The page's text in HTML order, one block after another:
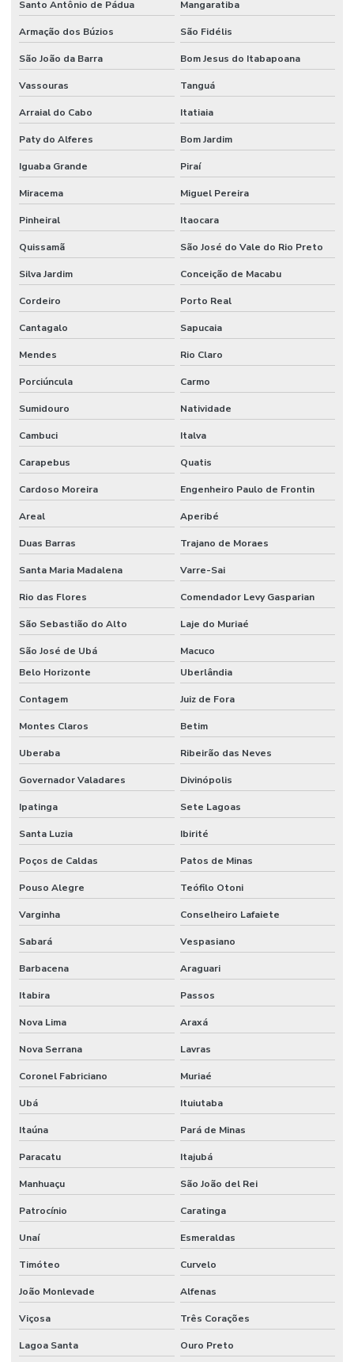
Santo Antônio de Pádua Mangaratiba
Armação dos Búzios São Fidélis
São João da Barra Bom Jesus do Itabapoana
Vassouras Tanguá
Arraial do Cabo Itatiaia
Paty do Alferes Bom Jardim
Iguaba Grande Piraí
Miracema Miguel Pereira
Pinheiral Itaocara
Quissamã São José do Vale do Rio Preto
Silva Jardim Conceição de Macabu
Cordeiro Porto Real
Cantagalo Sapucaia
Mendes Rio Claro
Porciúncula Carmo
Sumidouro Natividade
Cambuci Italva
Carapebus Quatis
Cardoso Moreira Engenheiro Paulo de Frontin
Areal Aperibé
Duas Barras Trajano de Moraes
Santa Maria Madalena Varre-Sai
Rio das Flores Comendador Levy Gasparian
São Sebastião do Alto Laje do Muriaé
São José de Ubá
Macuco
Belo Horizonte
Uberlândia
Contagem Juiz de Fora
Montes Claros Betim
Uberaba Ribeirão das Neves
Governador Valadares Divinópolis
Ipatinga Sete Lagoas
Santa Luzia Ibirité
Poços de Caldas Patos de Minas
Pouso Alegre Teófilo Otoni
Varginha Conselheiro Lafaiete
Sabará Vespasiano
Barbacena Araguari
Itabira Passos
Nova Lima Araxá
Nova Serrana Lavras
Coronel Fabriciano Muriaé
Ubá Ituiutaba
Itaúna Pará de Minas
Paracatu Itajubá
Manhuaçu São João del Rei
Patrocínio Caratinga
Unaí Esmeraldas
Timóteo Curvelo
João Monlevade Alfenas
Viçosa Três Corações
Lagoa Santa Ouro Preto